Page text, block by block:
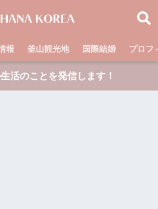
報 釜山観光地 国際結婚 プロフ
活のことを発信します！